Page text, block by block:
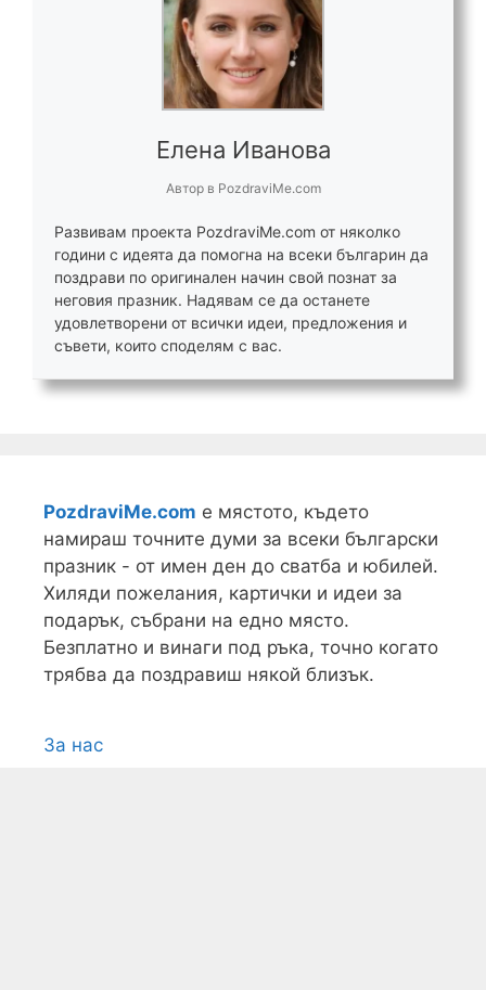
Елена Иванова
Автор в PozdraviMe.com
Развивам проекта PozdraviMe.com от няколко
години с идеята да помогна на всеки българин да
поздрави по оригинален начин свой познат за
неговия празник. Надявам се да останете
удовлетворени от всички идеи, предложения и
съвети, които споделям с вас.
PozdraviMe.com е мястото, където
намираш точните думи за всеки български
празник - от имен ден до сватба и юбилей.
Хиляди пожелания, картички и идеи за
подарък, събрани на едно място.
Безплатно и винаги под ръка, точно когато
трябва да поздравиш някой близък.
За нас